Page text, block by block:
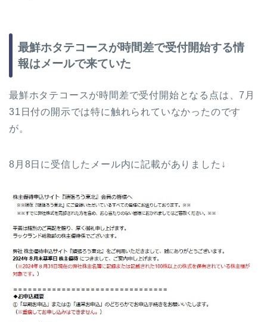
最鮮ホタテコースが時間差で受付開始する情
報はメールで来ていた
最鮮ホタテコースが時間差で受付開始となる点は、7月
31日付の開示では特に触れられていなかったのです
が。
8月8日に受信したメール内に記載がありました↓